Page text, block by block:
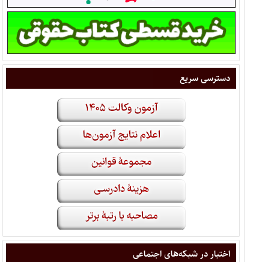
دسترسی سریع
اختبار در شبکه‌های اجتماعی